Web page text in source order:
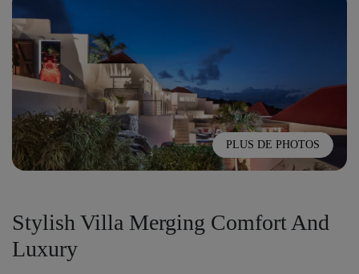
PLUS DE PHOTOS
Stylish Villa Merging Comfort And
Luxury